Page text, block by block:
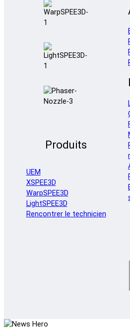
Produits
UEM
XSPEE3D
WarpSPEE3D
LightSPEE3D
Rencontrer le technicien